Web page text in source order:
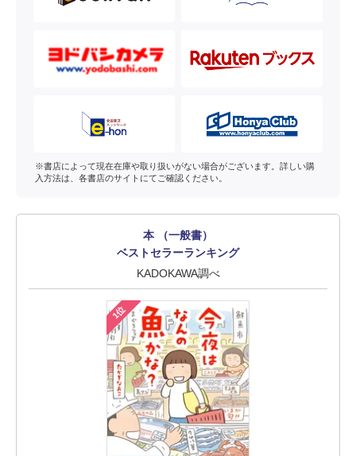
※書店によって現在在庫や取り扱いがない場合がございます。詳しい購
入方法は、各書店のサイトにてご確認ください。
本 （一般書）
ベストセラーランキング
KADOKAWA調べ
1位